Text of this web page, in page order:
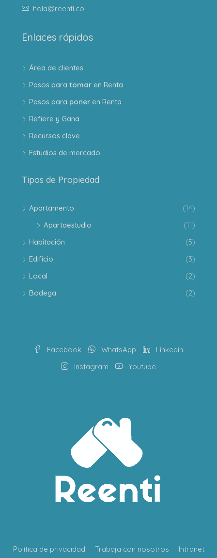
hola@reenti.co
Enlaces rápidos
Área de clientes
Pasos para tomar en Renta
Pasos para poner en Renta
Refiere y Gana
Recursos clave
Estudios de mercado
Tipos de Propiedad
Apartamento
(14)
Apartaestudio
(11)
Habitación
(5)
Edificio
(3)
Local
(2)
Bodega
(2)
Facebook WhatsApp
Linkedin
Instagram
Youtube
Política de privacidad Trabaja con nosotros
Intranet